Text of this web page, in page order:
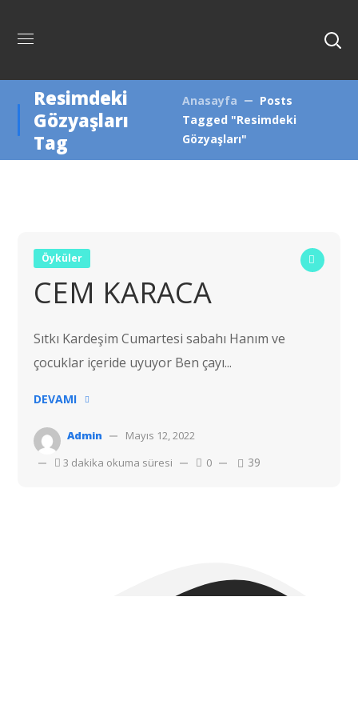
Resimdeki
Gözyaşları
Tag
Anasayfa
Posts
Tagged "Resimdeki
Gözyaşları"
Öyküler
CEM KARACA
Sıtkı Kardeşim Cumartesi sabahı Hanım ve
çocuklar içeride uyuyor Ben çayı...
DEVAMI
Admin
Mayıs 12, 2022
3 dakika okuma süresi
0 39